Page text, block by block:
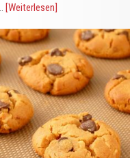
[Weiterlesen]